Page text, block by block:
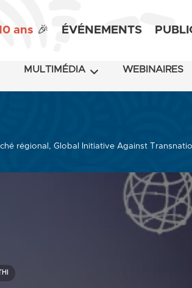
ans 🎉 ÉVÉNEMENTS
MULTIMÉDIA WEBINAIRES
régional, Global Initiative Against